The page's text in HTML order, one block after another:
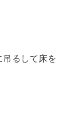
るして床を